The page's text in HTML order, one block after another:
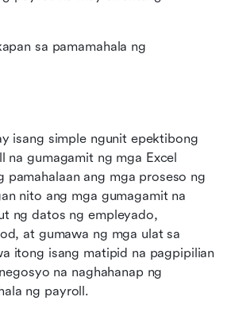
sa pamamahala ng
isang simple ngunit epektibong
na gumagamit ng mga Excel
pamahalaan ang mga proseso ng
nito ang mga gumagamit na
ng datos ng empleyado,
at gumawa ng mga ulat sa
itong isang matipid na pagpipilian
na naghahanap ng
ng payroll.